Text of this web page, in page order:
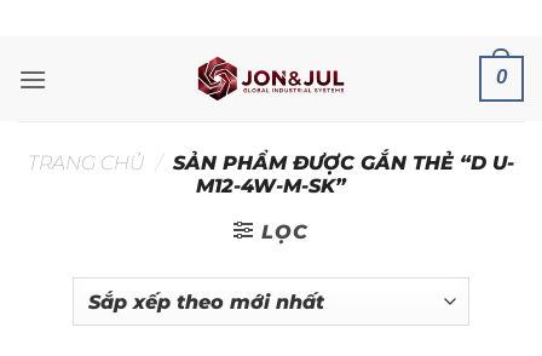
nội
0
TRANG CHỦ / SẢN PHẨM ĐƯỢC GẮN THẺ “D U-
M12-4W-M-SK”
LỌC